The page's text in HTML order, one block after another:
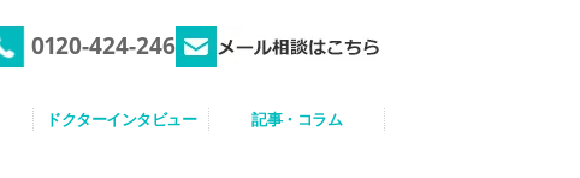
0120-424-246
ドクターインタビュー 記事・コラム